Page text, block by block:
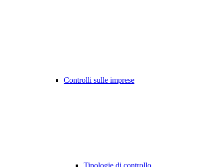
Controlli sulle imprese